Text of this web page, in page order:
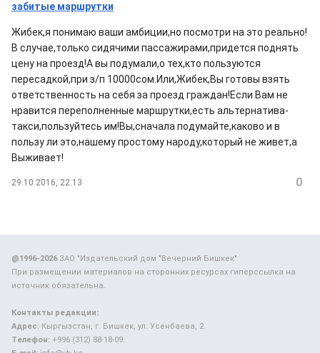
забитые маршрутки
Жибек,я понимаю ваши амбиции,но посмотри на это реально!
В случае,только сидячими пассажирами,придется поднять
цену на проезд!А вы подумали,о тех,кто пользуются
пересадкой,при з/п 10000сом.Или,Жибек,Вы готовы взять
ответственность на себя за проезд граждан!Если Вам не
нравится переполненные маршрутки,есть альтернатива-
такси,пользуйтесь им!Вы,сначала подумайте,каково и в
пользу ли это,нашему простому народу,который не живет,а
Выживает!
29.10.2016, 22:13 0
@1996-2026ЗАО "Издательский дом "Вечерний Бишкек"
При размещении материалов на сторонних ресурсах гиперссылка на
источник обязательна.
Контакты редакции:
Адрес: Кыргызстан, г. Бишкек, ул. Усенбаева, 2.
Телефон: +996 (312) 88-18-09.